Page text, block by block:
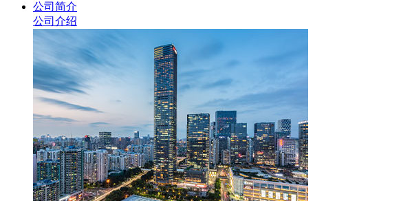
公司简介
公司介绍